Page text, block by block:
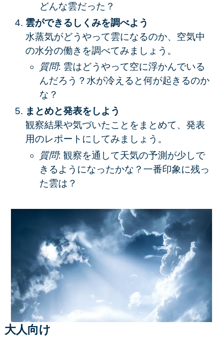
どんな雲だった？
雲ができるしくみを調べよう
水蒸気がどうやって雲になるのか、空気中
の水分の働きを調べてみましょう。
質問: 雲はどうやって空に浮かんでいる
んだろう？水が冷えると何が起きるのか
な？
まとめと発表をしよう
観察結果や気づいたことをまとめて、発表
用のレポートにしてみましょう。
質問: 観察を通して天気の予測が少しで
きるようになったかな？一番印象に残っ
た雲は？
大人向け